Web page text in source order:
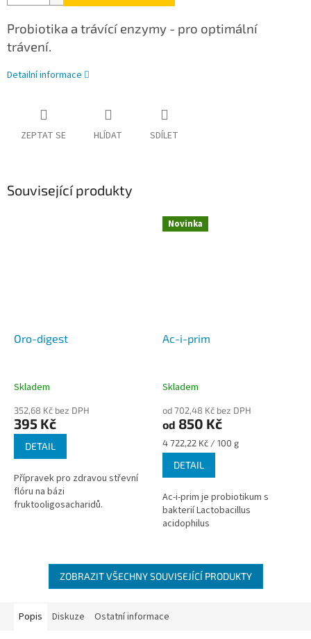
Probiotika a trávící enzymy - pro optimální
trávení.
Detailní informace
ZEPTAT SE HLÍDAT SDÍLET
Související produkty
Oro-digest
Skladem
352,68 Kč bez DPH
395 Kč
DETAIL
Přípravek pro zdravou střevní
flóru na bázi
fruktooligosacharidů.
Novinka
Ac-i-prim
Skladem
od 702,48 Kč bez DPH
od 850 Kč
Měrná
cena:
4 722,22 Kč / 100 g
DETAIL
Ac-i-prim je probiotikum s
bakterií Lactobacillus
acidophilus
ZOBRAZIT VŠECHNY SOUVISEJÍCÍ PRODUKTY
Popis Diskuze Ostatní informace